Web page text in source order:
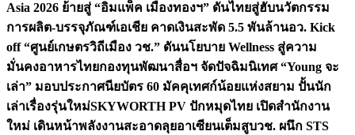
Asia 2026 ย้ายสู่ “อิมแพ็ค เมืองทองฯ” ดันไทยสู่ฮับนวัตกรรม
การผลิต-บรรจุภัณฑ์เอเชีย คาดเงินสะพัด 5.5 พันล้านอว. Kick
off “ศูนย์เกษตรวิถีเมือง วช.” ดันนโยบาย Wellness สู่ความ
มั่นคงอาหารไทยกองทุนพัฒนาสื่อฯ จัดปัจฉิมนิเทศ “Young จะ
เล่า” มอบประกาศนียบัตร 60 มัคคุเทศก์น้อยแห่งสยาม ปั้นนัก
เล่าเรื่องรุ่นใหม่SKYWORTH PV ปักหมุดไทย เปิดสำนักงาน
ใหม่ เดินหน้าพลังงานสะอาดลุยอาเซียนเต็มสูบวช. ผนึก STS